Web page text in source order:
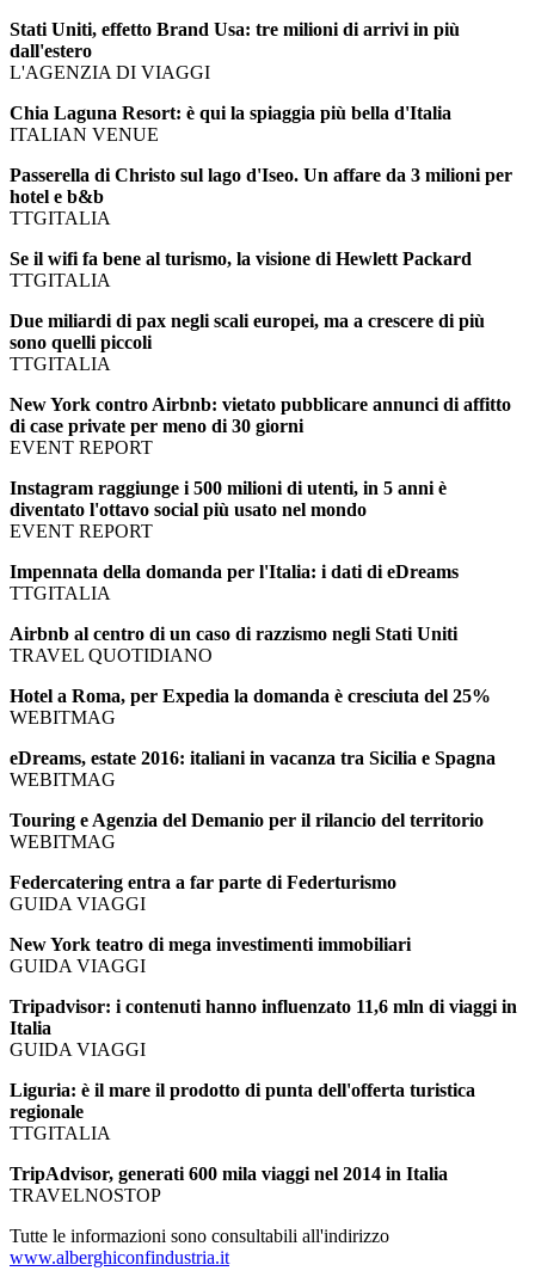
Stati Uniti, effetto Brand Usa: tre milioni di arrivi in più
dall'estero
L'AGENZIA DI VIAGGI
Chia Laguna Resort: è qui la spiaggia più bella d'Italia
ITALIAN VENUE
Passerella di Christo sul lago d'Iseo. Un affare da 3 milioni per
hotel e b&b
TTGITALIA
Se il wifi fa bene al turismo, la visione di Hewlett Packard
TTGITALIA
Due miliardi di pax negli scali europei, ma a crescere di più
sono quelli piccoli
TTGITALIA
New York contro Airbnb: vietato pubblicare annunci di affitto
di case private per meno di 30 giorni
EVENT REPORT
Instagram raggiunge i 500 milioni di utenti, in 5 anni è
diventato l'ottavo social più usato nel mondo
EVENT REPORT
Impennata della domanda per l'Italia: i dati di eDreams
TTGITALIA
Airbnb al centro di un caso di razzismo negli Stati Uniti
TRAVEL QUOTIDIANO
Hotel a Roma, per Expedia la domanda è cresciuta del 25%
WEBITMAG
eDreams, estate 2016: italiani in vacanza tra Sicilia e Spagna
WEBITMAG
Touring e Agenzia del Demanio per il rilancio del territorio
WEBITMAG
Federcatering entra a far parte di Federturismo
GUIDA VIAGGI
New York teatro di mega investimenti immobiliari
GUIDA VIAGGI
Tripadvisor: i contenuti hanno influenzato 11,6 mln di viaggi in
Italia
GUIDA VIAGGI
Liguria: è il mare il prodotto di punta dell'offerta turistica
regionale
TTGITALIA
TripAdvisor, generati 600 mila viaggi nel 2014 in Italia
TRAVELNOSTOP
Tutte le informazioni sono consultabili all'indirizzo
www.alberghiconfindustria.it